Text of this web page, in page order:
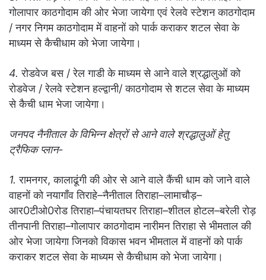
गोलापार काठगोदाम की ओर भेजा जायेगा एवं रेलवे स्टेशन काठगोदाम
/ नगर निगम काठगोदाम में वाहनों को पार्क कराकर शटल सेवा के
माध्यम से कैचीधाम को भेजा जायेगा।
4. रोडवेज बस / रेल गाडी के माध्यम से आने वाले श्रद्धालुओं को
रोडवेज / रेलवे स्टेशन हल्द्वानी/ काठगोदाम से शटल सेवा के माध्यम
से कैची धाम भेजा जायेगा।
जनपद नैनीताल के विभिन्न क्षेत्रों से आने वाले श्रद्धालुओं हेतु
ट्रैफिक प्लान-
1. रामनगर, कालाढूंगी की ओर से आने वाले कैंची धाम को जाने वाले
वाहनों को नयागाँव तिराहे–नैनीताल तिराहा–लामाचौड़–
आर0टीओ0रोड तिराहा–पंचायतघर तिराहा–शीतल होटल–बरेली रोड़
तीनपानी तिराहा–गोलापार काठगोदाम नारीमन तिराहा से भीमताल की
ओर भेजा जायेगा जिनको विकास भवन भीमताल में वाहनों को पार्क
कराकर शटल सेवा के माध्यम से कैचीधाम को भेजा जायेगा।